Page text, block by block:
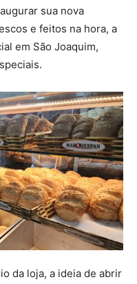
sua nova
e feitos na hora, a
em São Joaquim,
da loja, a ideia de abrir